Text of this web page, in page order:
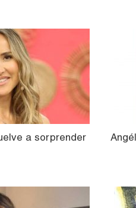
a sorprender